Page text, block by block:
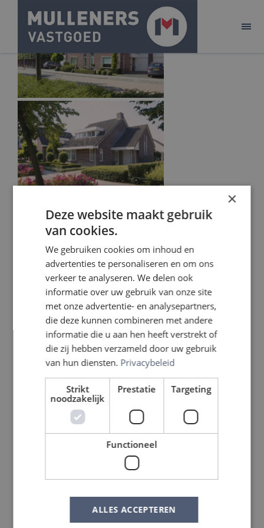
ONTWIKKELEN
BELEGGEN
AANBOD
ACQUISITIE
PURE!
CONTACT
Weert - Weert - Molenakker
×
Deze website maakt gebruik
van cookies.
We gebruiken cookies om inhoud en
advertenties te personaliseren en om ons
verkeer te analyseren. We delen ook
informatie over uw gebruik van onze site
met onze advertentie- en analysepartners,
die deze kunnen combineren met andere
informatie die u aan hen heeft verstrekt of
die zij hebben verzameld door uw gebruik
van hun diensten. Privacybeleid
Strikt
noodzakelijk
Prestatie Targeting
Functioneel
ALLES ACCEPTEREN